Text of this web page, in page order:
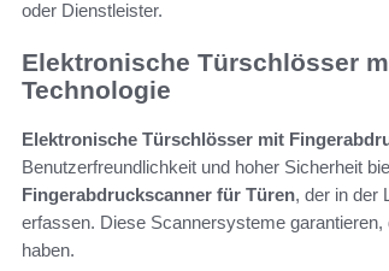
oder Dienstleister.
Elektronische Türschlösser
Technologie
Elektronische Türschlösser mit
Benutzerfreundlichkeit und hoher Sicherheit
Fingerabdruckscanner für Türen, der in der
erfassen. Diese Scannersysteme
haben.